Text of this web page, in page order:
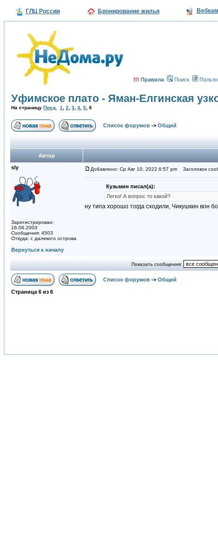
ГЛЦ России Бронирование жилья
!!! Правила Поиск
Уфимское плато - Яман-Елгинская
На страницу Пред. 1 2 3 4 5 6
Список форумов -> Общий
Автор
sly
Зарегистрирован:
16.06.2003
Сообщения: 4503
Откуда: с далекого острова
Добавлено: Ср Авг 10, 2022 6:57 pm Заголовок
Кузьмин писал(а):
Легко! А вопрос то какой?
ну типа хорошо тогда сходили, Чикушкин вон
Вернуться к началу
Показать сообщения:
Список форумов -> Общий
Страница 6 из 6